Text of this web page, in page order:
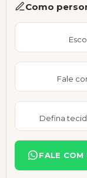
Como
Fale
Defina
FALE COM